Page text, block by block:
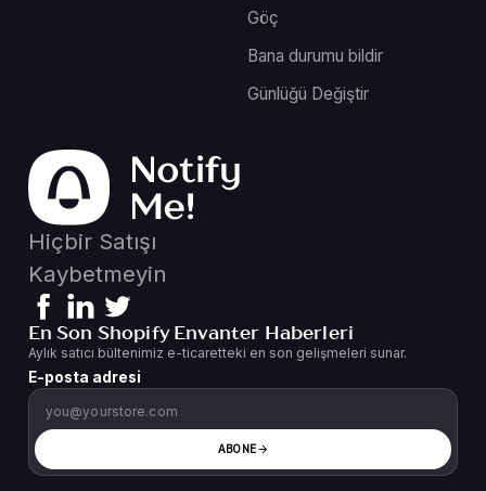
Göç
Bana durumu bildir
Günlüğü Değiştir
Hiçbir Satışı
Kaybetmeyin
En Son Shopify Envanter Haberleri
Aylık satıcı bültenimiz e-ticaretteki en son gelişmeleri sunar.
E-posta adresi
ABONE